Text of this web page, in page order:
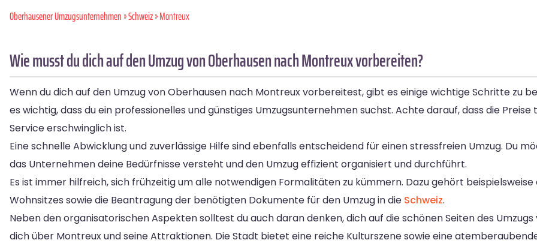
Oberhausener Umzugsunternehmen»Schweiz» Montreux
Wie musst du dich auf den Umzug von Oberhausen nach Montreux vorbereiten?
Wenn du dich auf den Umzug von Oberhausen nach Montreux vorbereitest, gibt es einige wichtige Schritte zu
es wichtig, dass du ein professionelles und günstiges Umzugsunternehmen suchst. Achte darauf, dass die
Service erschwinglich ist.
Eine schnelle Abwicklung und zuverlässige Hilfe sind ebenfalls entscheidend für einen stressfreien Umzug. Du
das Unternehmen deine Bedürfnisse versteht und den Umzug effizient organisiert und durchführt.
Es ist immer hilfreich, sich frühzeitig um alle notwendigen Formalitäten zu kümmern. Dazu gehört
Wohnsitzes sowie die Beantragung der benötigten Dokumente für den Umzug in die Schweiz.
Neben den organisatorischen Aspekten solltest du auch daran denken, dich auf die schönen Seiten des
dich über Montreux und seine Attraktionen. Die Stadt bietet eine reiche Kulturszene sowie eine